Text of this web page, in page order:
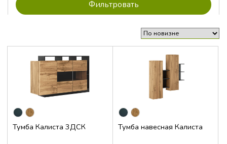
Тумба Калиста 3ДСК Тумба навесная Калиста